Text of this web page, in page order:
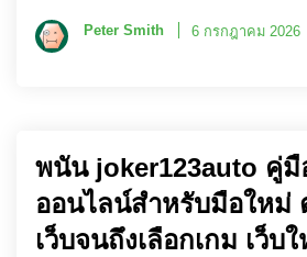
Peter Smith 6 กรกฎาคม 2026
พนัน joker123auto คู่มื
ออนไลน์สำหรับมือใหม่
เว็บจนถึงเลือกเกม เว็บ